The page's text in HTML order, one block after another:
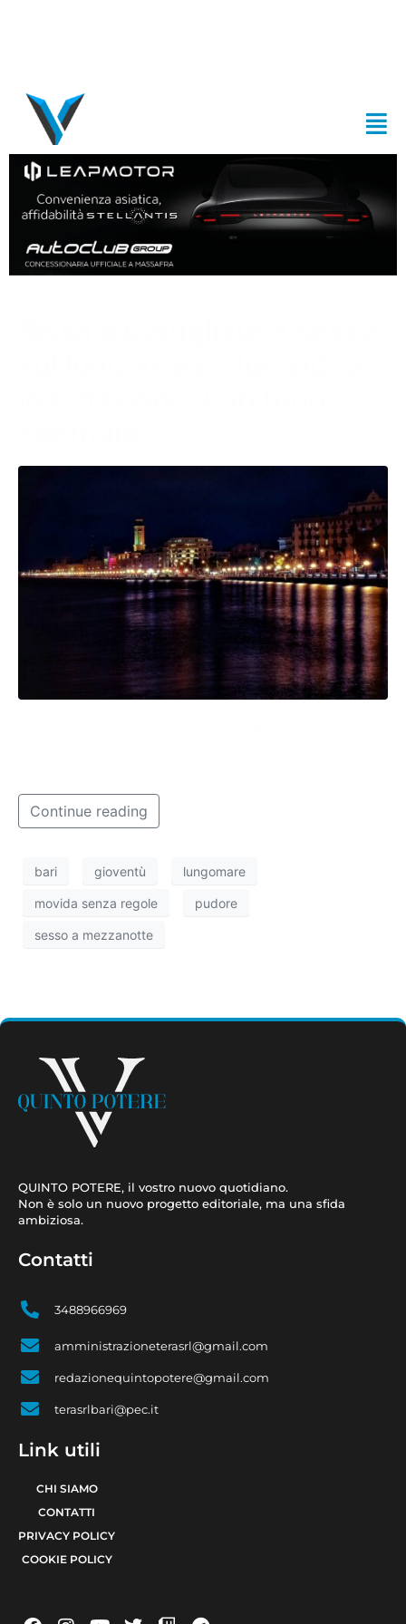
Continue reading
bari gioventù lungomare
movida senza regole pudore
sesso a mezzanotte
QUINTO POTERE, il vostro nuovo quotidiano.
Non è solo un nuovo progetto editoriale, ma una sfida
ambiziosa.
Contatti
3488966969
amministrazioneterasrl@gmail.com
redazionequintopotere@gmail.com
terasrlbari@pec.it
Link utili
CHI SIAMO
CONTATTI
PRIVACY POLICY
COOKIE POLICY